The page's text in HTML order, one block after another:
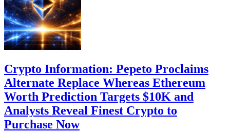
Crypto Information: Pepeto Proclaims
Alternate Replace Whereas Ethereum
Worth Prediction Targets $10K and
Analysts Reveal Finest Crypto to
Purchase Now